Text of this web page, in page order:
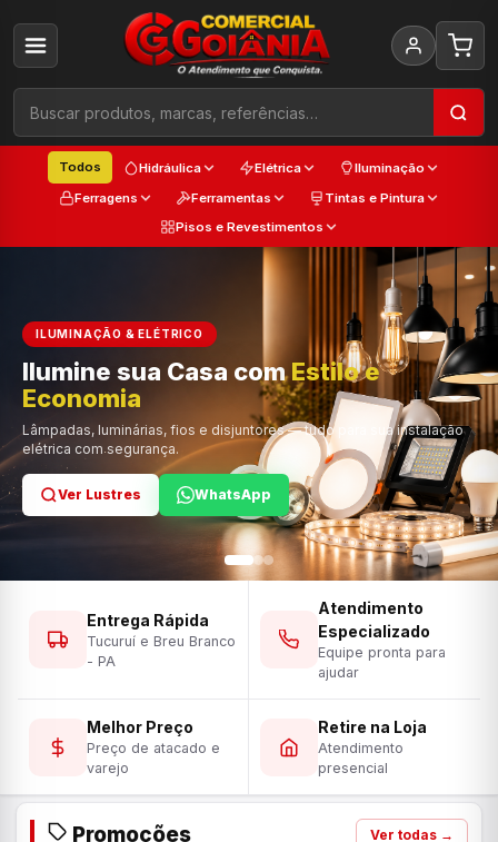
Todos Hidráulica Elétrica
Iluminação
Ferragens
Ferramentas
Tintas e Pintura
Pisos e Revestimentos
ILUMINAÇÃO & ELÉTRICO
Ilumine sua Casa comEstilo e
Economia
Lâmpadas, luminárias, fios e disjuntores — tudo para sua instalação
elétrica com segurança.
Ver Lustres WhatsApp
Cada
Trabalho
Ver Ferramentas WhatsApp
Cor e Qualidade
Ver Tintas WhatsApp
Entrega Rápida
Tucuruí e Breu Branco
- PA
Atendimento
Especializado
Equipe pronta para
ajudar
Melhor Preço
Preço de atacado e
varejo
Retire na Loja
Atendimento
presencial
Promoções Ver todas →